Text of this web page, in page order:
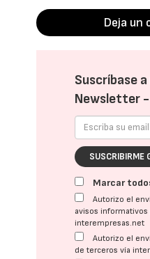
Deja un
Suscríbase
Newsletter -
SUSCRIBIRME
Marcar
Autorizo el
avisos
interempresas.net
Autorizo el
de terceros vía